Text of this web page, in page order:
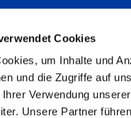
Cookies
um Inhalte und
und die Zugriffe auf
Verwendung
Unsere Partner
questions? We will be